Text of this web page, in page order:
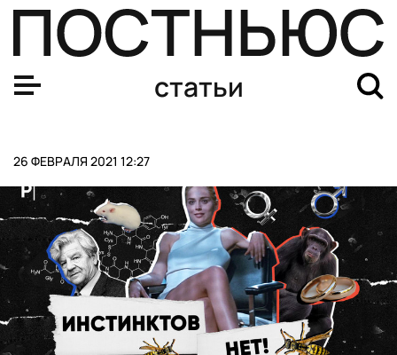
статьи
26 ФЕВРАЛЯ 2021 12:27
Олег Тиньков возвращается на YouTube после долгого